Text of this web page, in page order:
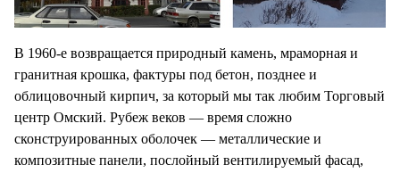
В 1960-е возвращается природный камень, мраморная и
гранитная крошка, фактуры под бетон, позднее и
облицовочный кирпич, за который мы так любим Торговый
центр Омский. Рубеж веков — время сложно
сконструированных оболочек — металлические и
композитные панели, послойный вентилируемый фасад,